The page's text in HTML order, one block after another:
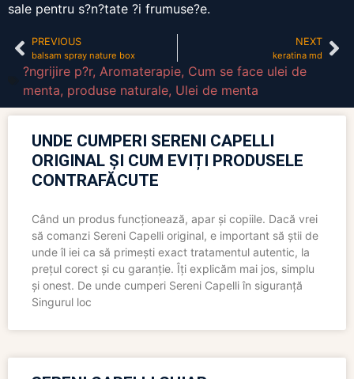
sale pentru s?n?tate ?i frumuse?e.
PREVIOUS
balsam spray nature box
NEXT
keratina md
?ngrijire p?r, Aromaterapie, Cum se face ulei de
menta, produse naturale, Ulei de menta
UNDE CUMPERI SERENI CAPELLI
ORIGINAL ȘI CUM EVIȚI PRODUSELE
CONTRAFĂCUTE
Când un produs funcționează, apar și copiile. Dacă vrei
să comanzi Sereni Capelli original, e important să știi de
unde îl iei ca să primești exact tratamentul autentic, la
prețul corect și cu garanție. Îți explicăm mai jos, simplu
și onest. De unde cumperi Sereni Capelli în siguranță
Singurul loc